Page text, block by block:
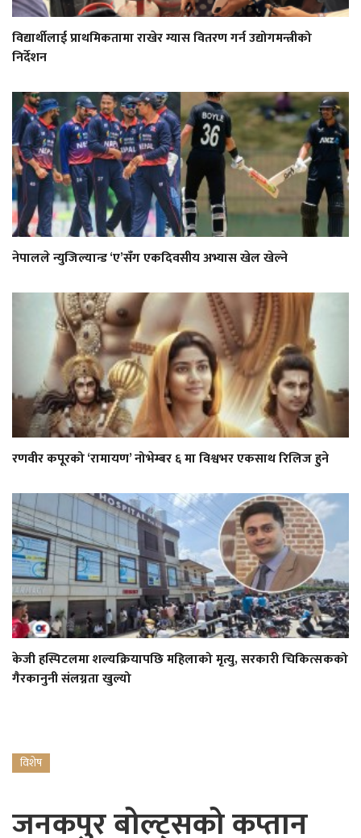
विद्यार्थीलाई प्राथमिकतामा राखेर ग्यास वितरण गर्न उद्योगमन्त्रीको
निर्देशन
नेपालले न्युजिल्यान्ड ‘ए’सँग एकदिवसीय अभ्यास खेल खेल्ने
रणवीर कपूरको ‘रामायण’ नोभेम्बर ६ मा विश्वभर एकसाथ रिलिज हुने
केजी हस्पिटलमा शल्यक्रियापछि महिलाको मृत्यु, सरकारी चिकित्सकको
गैरकानुनी संलग्नता खुल्यो
विशेष
जनकपुर बोल्ट्सको कप्तान